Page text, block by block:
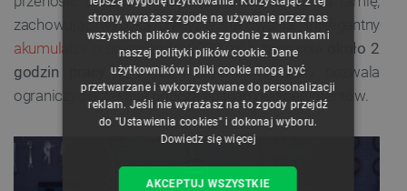
zachowując wysoką precyzję sterowania. Inteligentny
akumulator o pojemności 9000 mAhzapewnia
około 2
godzin pracy
, a system szybkiej wymiany pozwala
ograniczyć przestoje podczas badań i eksperymentów.
ENGLISH
GERMAN
strony, wyrażasz zgodę na używanie przez nas
wszystkich plików cookie zgodnie z warunkami
naszej polityki plików cookie. Dane
użytkowników i pliki cookie mogą być
przetwarzane i wykorzystywane do personalizacji
reklam. Jeśli nie wyrażasz na to zgody przejdź
do "Ustawienia cookies" i dokonaj wyboru.
Dowiedz się więcej
AKCEPTUJ WSZYSTKIE